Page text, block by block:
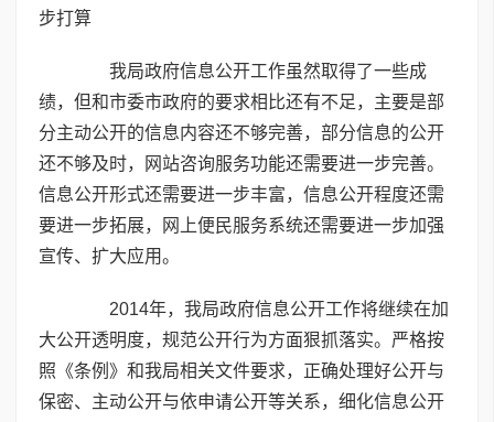
步打算
我局政府信息公开工作虽然取得了一些成
绩，但和市委市政府的要求相比还有不足，主要是部
分主动公开的信息内容还不够完善，部分信息的公开
还不够及时，网站咨询服务功能还需要进一步完善。
信息公开形式还需要进一步丰富，信息公开程度还需
要进一步拓展，网上便民服务系统还需要进一步加强
宣传、扩大应用。
2014年，我局政府信息公开工作将继续在加
大公开透明度，规范公开行为方面狠抓落实。严格按
照《条例》和我局相关文件要求，正确处理好公开与
保密、主动公开与依申请公开等关系，细化信息公开